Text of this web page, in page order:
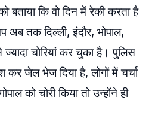
बताया कि वो दिन में रेकी करता है
अब तक दिल्ली, इंदौर, भोपाल,
चोरियां कर चुका है। पुलिस
कर जेल भेज दिया है, लोगों में चर्चा
को चोरी किया तो उन्होंने ही